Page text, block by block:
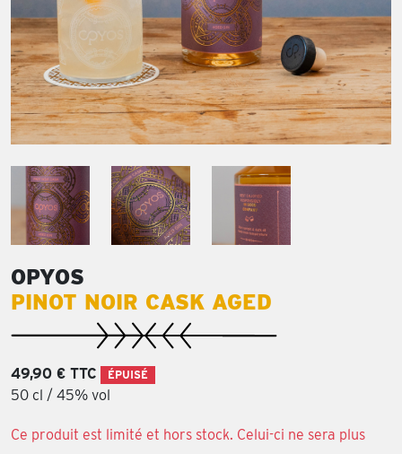
OPYOS
PINOT NOIR CASK AGED
49,90 € TTC ÉPUISÉ
50 cl / 45% vol
Ce produit est limité et hors stock. Celui-ci ne sera plus